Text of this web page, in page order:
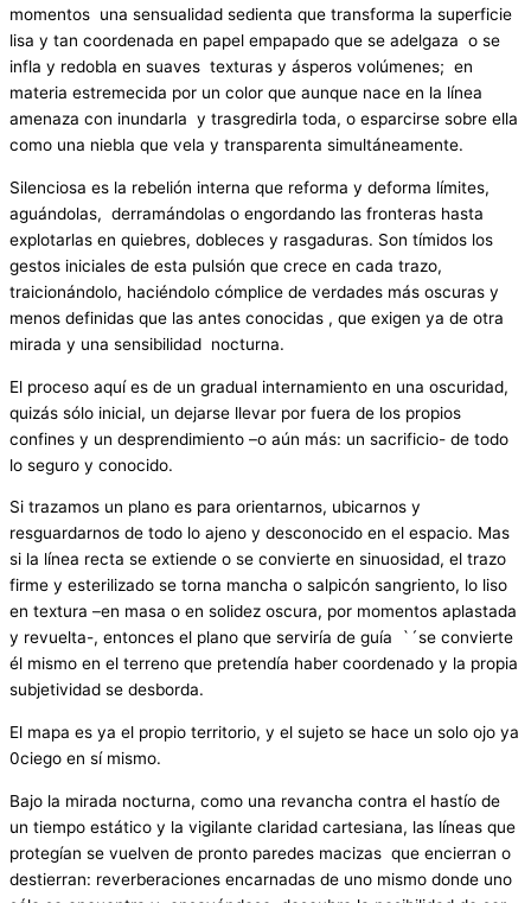
momentos una sensualidad sedienta que transforma la superficie
lisa y tan coordenada en papel empapado que se adelgaza o se
infla y redobla en suaves texturas y ásperos volúmenes; en
materia estremecida por un color que aunque nace en la línea
amenaza con inundarla y trasgredirla toda, o esparcirse sobre ella
como una niebla que vela y transparenta simultáneamente.
Silenciosa es la rebelión interna que reforma y deforma límites,
aguándolas, derramándolas o engordando las fronteras hasta
explotarlas en quiebres, dobleces y rasgaduras. Son tímidos los
gestos iniciales de esta pulsión que crece en cada trazo,
traicionándolo, haciéndolo cómplice de verdades más oscuras y
menos definidas que las antes conocidas , que exigen ya de otra
mirada y una sensibilidad nocturna.
El proceso aquí es de un gradual internamiento en una oscuridad,
quizás sólo inicial, un dejarse llevar por fuera de los propios
confines y un desprendimiento –o aún más: un sacrificio- de todo
lo seguro y conocido.
Si trazamos un plano es para orientarnos, ubicarnos y
resguardarnos de todo lo ajeno y desconocido en el espacio. Mas
si la línea recta se extiende o se convierte en sinuosidad, el trazo
firme y esterilizado se torna mancha o salpicón sangriento, lo liso
en textura –en masa o en solidez oscura, por momentos aplastada
y revuelta-, entonces el plano que serviría de guía `´se convierte
él mismo en el terreno que pretendía haber coordenado y la propia
subjetividad se desborda.
El mapa es ya el propio territorio, y el sujeto se hace un solo ojo ya
0ciego en sí mismo.
Bajo la mirada nocturna, como una revancha contra el hastío de
un tiempo estático y la vigilante claridad cartesiana, las líneas que
protegían se vuelven de pronto paredes macizas que encierran o
destierran: reverberaciones encarnadas de uno mismo donde uno